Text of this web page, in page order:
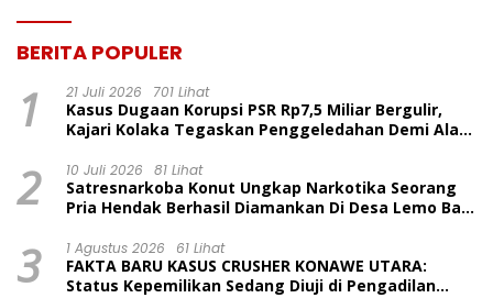
BERITA POPULER
1 21 Juli 2026 701 Lihat
Kasus Dugaan Korupsi PSR Rp7,5 Miliar Bergulir,
Kajari Kolaka Tegaskan Penggeledahan Demi Alat
2 10 Juli 2026 81 Lihat
Satresnarkoba Konut Ungkap Narkotika Seorang
Pria Hendak Berhasil Diamankan Di Desa Lemo Bajo
3 1 Agustus 2026 61 Lihat
FAKTA BARU KASUS CRUSHER KONAWE UTARA:
Status Kepemilikan Sedang Diuji di Pengadilan